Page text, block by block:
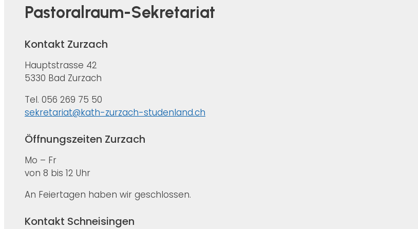
Pastoralraum-Sekretariat
Kontakt Zurzach
Hauptstrasse 42
5330 Bad Zurzach
Tel. 056 269 75 50
sekretariat@kath-zurzach-studenland.ch
Öffnungszeiten Zurzach
Mo – Fr
von 8 bis 12 Uhr
An Feiertagen haben wir geschlossen.
Kontakt Schneisingen